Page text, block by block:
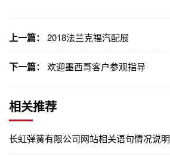
上一篇： 2018法兰克福汽配展
下一篇： 欢迎墨西哥客户参观指导
相关推荐
长虹弹簧有限公司网站相关语句情况说明